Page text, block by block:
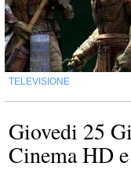
TELEVISIONE
Giovedi 25
Cinema HD